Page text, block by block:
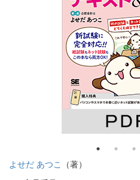
よせだ あつこ
（著）